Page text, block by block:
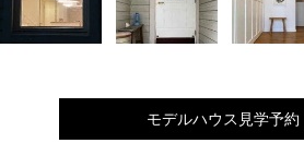
モデルハウス見学予約